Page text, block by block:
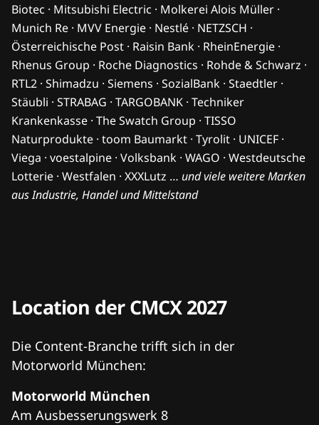
Biotec · Mitsubishi Electric · Molkerei Alois Müller ·
Munich Re · MVV Energie · Nestlé · NETZSCH ·
Österreichische Post · Raisin Bank · RheinEnergie ·
Rhenus Group · Roche Diagnostics · Rohde & Schwarz ·
RTL2 · Shimadzu · Siemens · SozialBank · Staedtler ·
Stäubli · STRABAG · TARGOBANK · Techniker
Krankenkasse · The Swatch Group · TISSO
Naturprodukte · toom Baumarkt · Tyrolit · UNICEF ·
Viega · voestalpine · Volksbank · WAGO · Westdeutsche
Lotterie · Westfalen · XXXLutz … und viele weitere Marken
aus Industrie, Handel und Mittelstand
Location der CMCX 2027
Die Content-Branche trifft sich in der
Motorworld München:
Motorworld München
Am Ausbesserungswerk 8